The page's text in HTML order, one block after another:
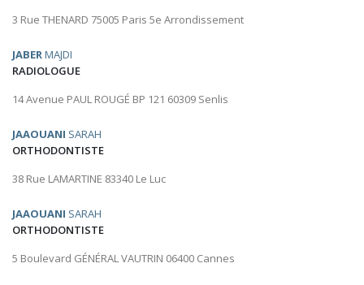
3 Rue THENARD 75005 Paris 5e Arrondissement
JABERMAJDI
RADIOLOGUE
14 Avenue PAUL ROUGÉ BP 121 60309 Senlis
JAAOUANI SARAH
ORTHODONTISTE
38 Rue LAMARTINE 83340 Le Luc
JAAOUANI SARAH
ORTHODONTISTE
5 Boulevard GÉNÉRAL VAUTRIN 06400 Cannes